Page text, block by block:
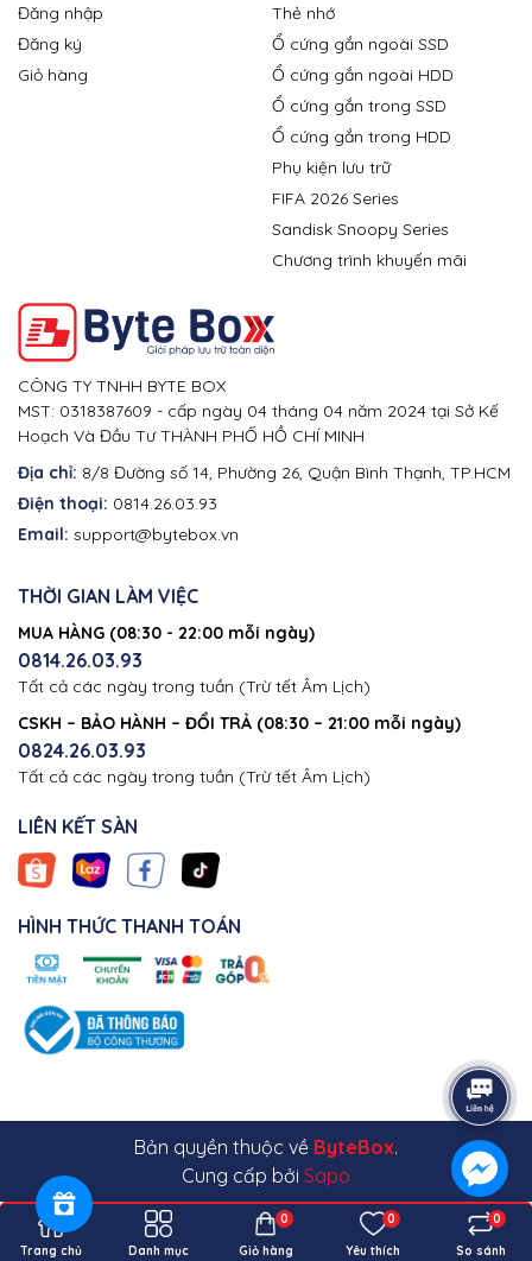
Đăng nhập
Đăng ký
Giỏ hàng
Thẻ nhớ
Ổ cứng gắn ngoài SSD
Ổ cứng gắn ngoài HDD
Ổ cứng gắn trong SSD
Ổ cứng gắn trong HDD
Phụ kiện lưu trữ
FIFA 2026 Series
Sandisk Snoopy Series
Chương trình khuyến mãi
CÔNG TY TNHH BYTE BOX
MST: 0318387609 - cấp ngày 04 tháng 04 năm 2024 tại Sở Kế
Hoạch Và Đầu Tư THÀNH PHỐ HỒ CHÍ MINH
Địa chỉ: 8/8 Đường số 14, Phường 26, Quận Bình Thạnh, TP.HCM
Điện thoại: 0814.26.03.93
Email: support@bytebox.vn
THỜI GIAN LÀM VIỆC
MUA HÀNG (08:30 - 22:00 mỗi ngày)
0814.26.03.93
Tất cả các ngày trong tuần (Trừ tết Âm Lịch)
CSKH – BẢO HÀNH – ĐỔI TRẢ (08:30 – 21:00 mỗi ngày)
0824.26.03.93
Tất cả các ngày trong tuần (Trừ tết Âm Lịch)
LIÊN KẾT SÀN
HÌNH THỨC THANH TOÁN
Bản quyền thuộc về ByteBox.
Cung cấp bởi Sapo
Trang chủ Danh mục Giỏ hàng
0
Yêu thích
0
So sánh
0